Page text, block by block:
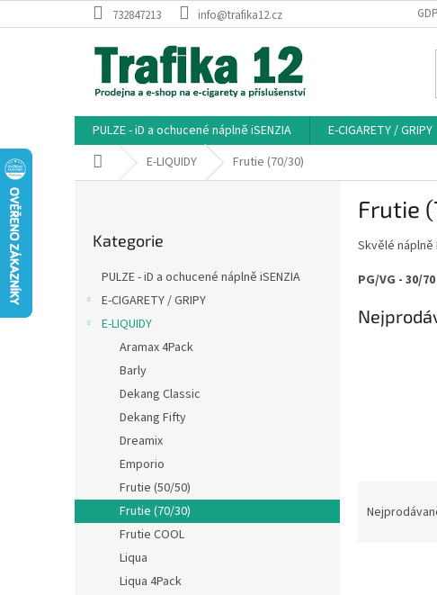
na
732847213 info@trafika12.cz
PULZE - iD a ochucené náplně iSENZIA E-CIGARETY / GRIPY
Domů E-LIQUIDY Frutie (70/30)
kategorie
Kategorie
PULZE - iD a ochucené náplně iSENZIA
E-CIGARETY / GRIPY
E-LIQUIDY
Aramax 4Pack
Barly
Dekang Classic
Dekang Fifty
Dreamix
Emporio
Frutie (50/50)
Frutie (70/30)
Frutie COOL
Liqua
Liqua 4Pack
Frutie
Skvělé
PG/VG - 30/70